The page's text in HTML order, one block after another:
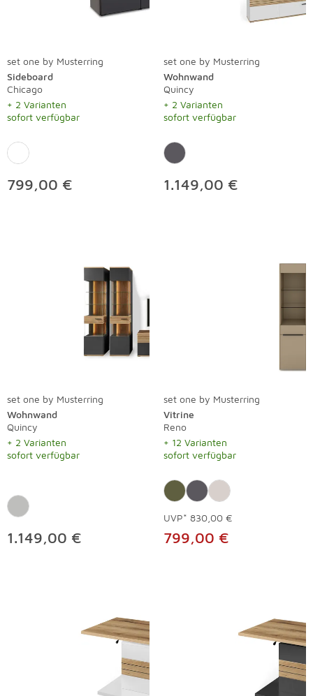
set one by Musterring
Sideboard
Chicago
+ 2 Varianten
sofort verfügbar
799,00 €
set one by Musterring
Wohnwand
Quincy
+ 2 Varianten
sofort verfügbar
1.149,00 €
set one by Musterring
Wohnwand
Quincy
+ 2 Varianten
sofort verfügbar
1.149,00 €
set one by Musterring
Vitrine
Reno
+ 12 Varianten
sofort verfügbar
UVP* 830,00 €
799,00 €